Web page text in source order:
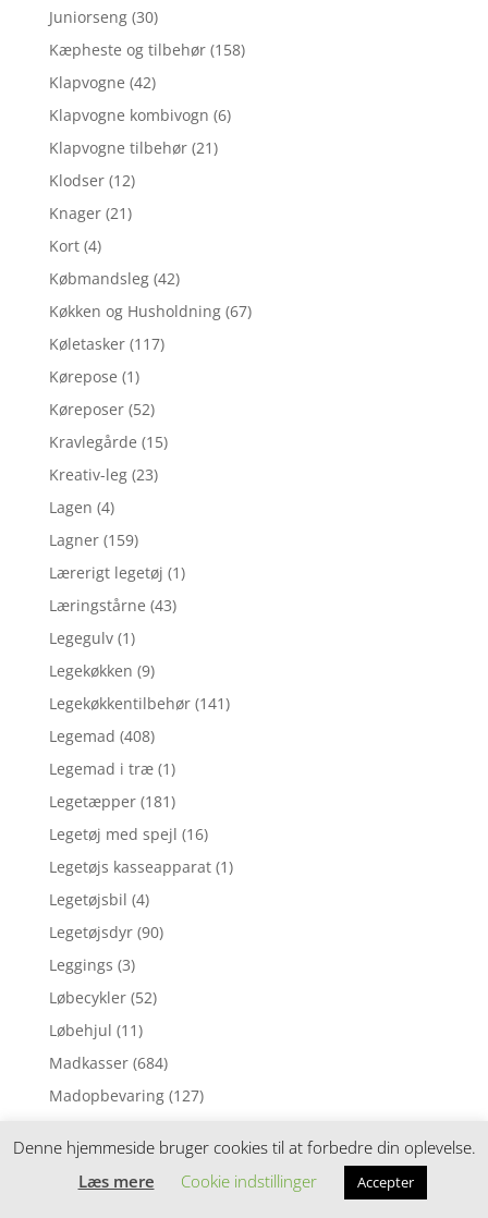
Juniorseng (30)
Kæpheste og tilbehør (158)
Klapvogne (42)
Klapvogne kombivogn (6)
Klapvogne tilbehør (21)
Klodser (12)
Knager (21)
Kort (4)
Købmandsleg (42)
Køkken og Husholdning (67)
Køletasker (117)
Kørepose (1)
Køreposer (52)
Kravlegårde (15)
Kreativ-leg (23)
Lagen (4)
Lagner (159)
Lærerigt legetøj (1)
Læringstårne (43)
Legegulv (1)
Legekøkken (9)
Legekøkkentilbehør (141)
Legemad (408)
Legemad i træ (1)
Legetæpper (181)
Legetøj med spejl (16)
Legetøjs kasseapparat (1)
Legetøjsbil (4)
Legetøjsdyr (90)
Leggings (3)
Løbecykler (52)
Løbehjul (11)
Madkasser (684)
Madopbevaring (127)
Madpakketilbehør (212)
Madras til juniorseng (70)
Denne hjemmeside bruger cookies til at forbedre din oplevelse.
Læs mere
Cookie indstillinger Accepter